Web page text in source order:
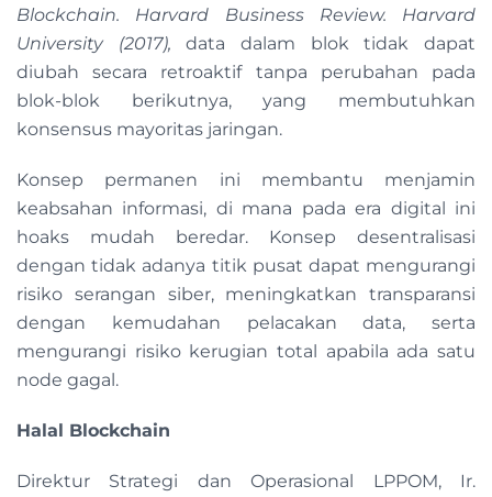
Blockchain. Harvard Business Review. Harvard
University (2017),data dalam blok tidak dapat
diubah secara retroaktif tanpa perubahan pada
blok-blok berikutnya, yang membutuhkan
konsensus mayoritas jaringan.
Konsep permanen ini membantu menjamin
keabsahan informasi, di mana pada era digital ini
hoaks mudah beredar. Konsep desentralisasi
dengan tidak adanya titik pusat dapat mengurangi
risiko serangan siber, meningkatkan transparansi
dengan kemudahan pelacakan data, serta
mengurangi risiko kerugian total apabila ada satu
node gagal.
Halal Blockchain
Direktur Strategi dan Operasional LPPOM, Ir.